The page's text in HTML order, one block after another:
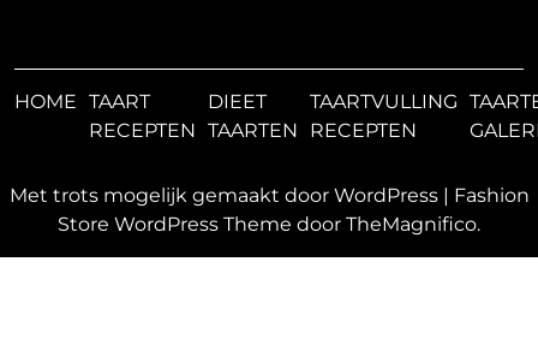
HOME TAART
RECEPTEN
DIEET
TAARTEN
TAARTVULLING
RECEPTEN
Met trots mogelijk gemaakt door WordPress | Fashion
Store WordPress Theme door TheMagnifico.